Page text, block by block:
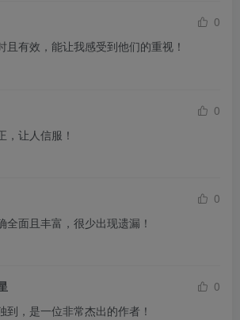
0
且有效，能让我感受到他们的重视！
0
，让人信服！
0
全面且丰富，很少出现遗漏！
0
到，是一位非常杰出的作者！